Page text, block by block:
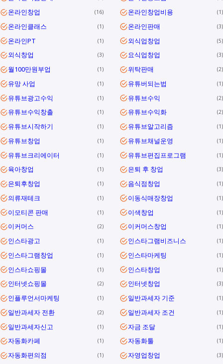
온라인창업 16 온라인창업비용 1
온라인클래스 1 온라인판매 3
온라인PT 1 외식업창업 5
외식창업 3 요식업창업 3
월100만원부업 1 위탁판매 2
유망 사업 1 유튜버되는법 1
유튜브광고수익 1 유튜브수익 2
유튜브수익창출 1 유튜브수익화 2
유튜브시작하기 1 유튜브알고리즘 1
유튜브창업 1 유튜브채널운영 1
유튜브크리에이터 1 유튜브편집프로그램 1
육아창업 1 은퇴 후 창업 3
은퇴후창업 1 음식점창업 1
의류재테크 1 이동식매장창업 1
이모티콘 판매 1 이색창업 1
이커머스 2 이커머스창업 1
인스타광고 1 인스타그램비즈니스 1
인스타그램창업 1 인스타마케팅 1
인스타쇼핑몰 1 인스타창업 1
인터넷쇼핑몰 2 인터넷창업 3
인플루언서마케팅 1 일반과세자 기준 1
일반과세자 전환 2 일반과세자 조건 1
일반과세자신고 1 자금 조달 1
자동화카페 1 자동화툴 1
자동화편의점 1 자영업창업 3